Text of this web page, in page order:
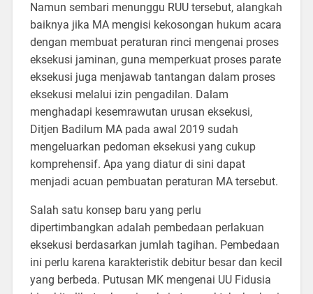
Namun sembari menunggu RUU tersebut, alangkah
baiknya jika MA mengisi kekosongan hukum acara
dengan membuat peraturan rinci mengenai proses
eksekusi jaminan, guna memperkuat proses parate
eksekusi juga menjawab tantangan dalam proses
eksekusi melalui izin pengadilan. Dalam
menghadapi kesemrawutan urusan eksekusi,
Ditjen Badilum MA pada awal 2019 sudah
mengeluarkan pedoman eksekusi yang cukup
komprehensif. Apa yang diatur di sini dapat
menjadi acuan pembuatan peraturan MA tersebut.
Salah satu konsep baru yang perlu
dipertimbangkan adalah pembedaan perlakuan
eksekusi berdasarkan jumlah tagihan. Pembedaan
ini perlu karena karakteristik debitur besar dan kecil
yang berbeda. Putusan MK mengenai UU Fidusia